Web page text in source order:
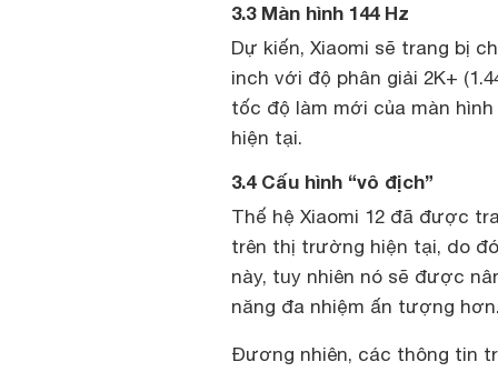
3.3 Màn hình 144 Hz
Dự kiến, Xiaomi sẽ trang bị
inch với độ phân giải 2K+
tốc độ làm mới của màn
hiện tại.
3.4 Cấu hình “vô địch”
Thế hệ Xiaomi 12 đã được
trên thị trường hiện tại, do
này, tuy nhiên nó sẽ được
năng đa nhiệm ấn tượng
Đương nhiên, các thông tin